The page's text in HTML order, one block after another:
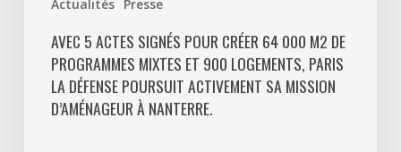
Actualités Presse
Défense
poursuit
activement
AVEC 5 ACTES SIGNÉS POUR CRÉER 64 000 M2 DE
PROGRAMMES MIXTES ET 900 LOGEMENTS, PARIS
LA DÉFENSE POURSUIT ACTIVEMENT SA MISSION
D’AMÉNAGEUR À NANTERRE.